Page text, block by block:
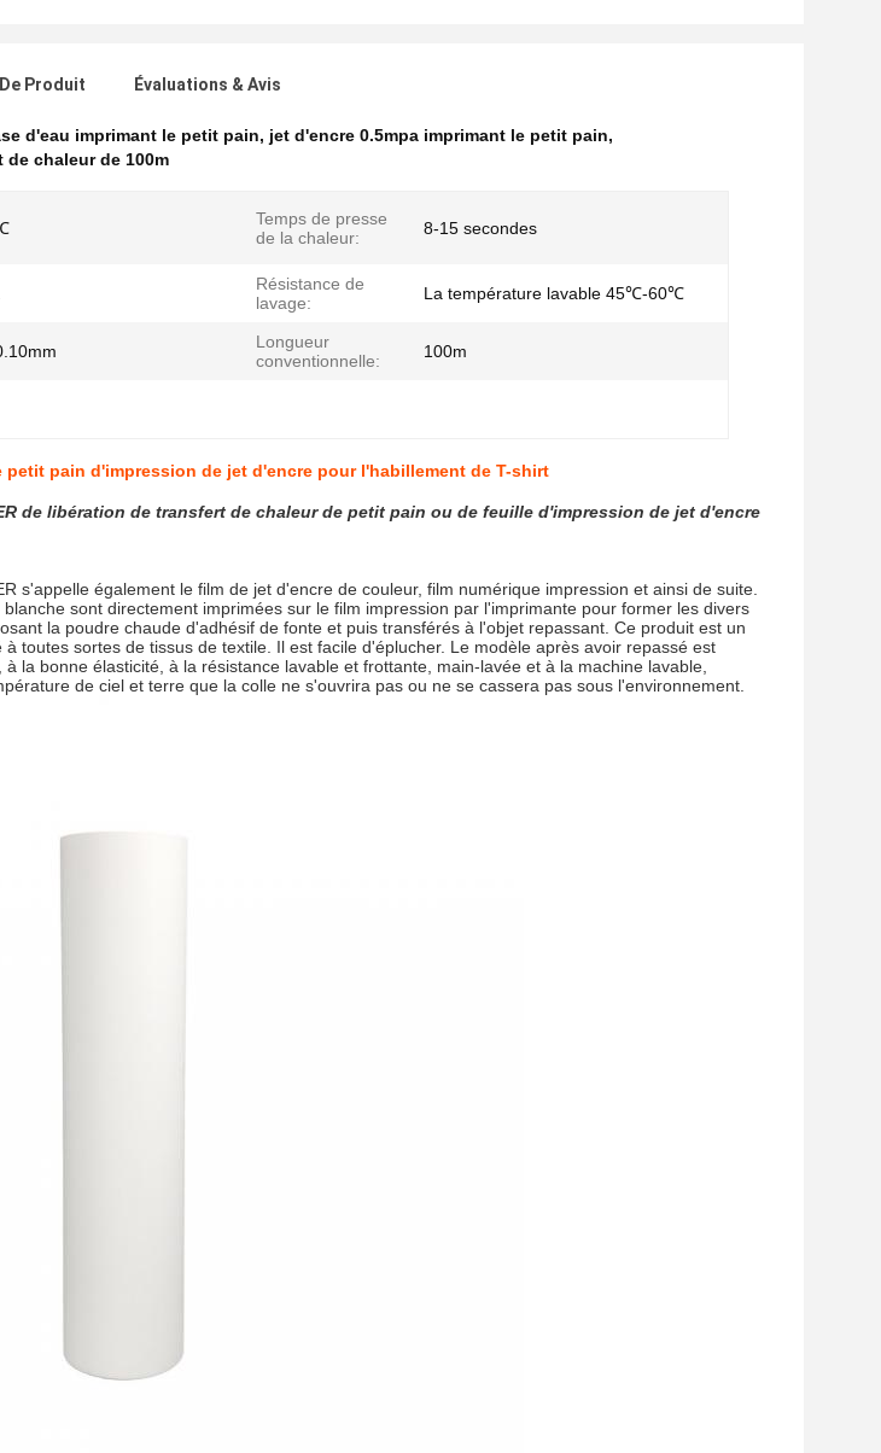
Produit Évaluations & Avis
d'eau imprimant le petit pain, jet d'encre 0.5mpa imprimant le petit pain,
de chaleur de 100m
Temps de presse
de la chaleur:
8-15 secondes
Résistance de
lavage:
La température lavable 45℃-60℃
Longueur
conventionnelle:
100m
petit pain d'impression de jet d'encre pour l'habillement de T-shirt
de libération de transfert de chaleur de petit pain ou de feuille d'impression de jet d'encre
s'appelle également le film de jet d'encre de couleur, film numérique impression et ainsi de suite.
sont directement imprimées sur le film impression par l'imprimante pour former les divers
la poudre chaude d'adhésif de fonte et puis transférés à l'objet repassant. Ce produit est un
toutes sortes de tissus de textile. Il est facile d'éplucher. Le modèle après avoir repassé est
la bonne élasticité, à la résistance lavable et frottante, main-lavée et à la machine lavable,
de ciel et terre que la colle ne s'ouvrira pas ou ne se cassera pas sous l'environnement.